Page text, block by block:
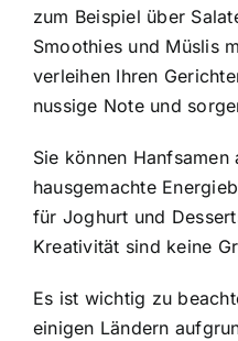
zum Beispiel über
Smoothies und Müslis
verleihen Ihren
nussige Note und
Sie können
hausgemachte
für Joghurt und
Kreativität sind keine
Es ist wichtig zu
einigen Ländern